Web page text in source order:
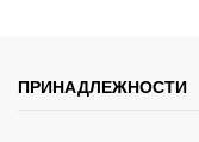
ПРИНАДЛЕЖНОСТИ